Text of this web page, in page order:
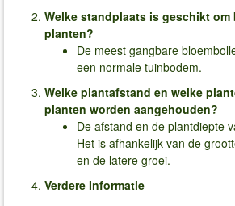
Welke standplaats is geschikt om
planten?
De meest gangbare
een normale tuinbodem.
Welke plantafstand en welke
planten worden aangehouden?
De afstand en de plantdiepte
Het is afhankelijk van de
en de latere groei.
Verdere Informatie